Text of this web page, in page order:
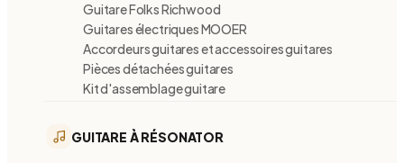
Guitare Folks Richwood
Guitares électriques MOOER
Accordeurs guitares et accessoires guitares
Pièces détachées guitares
Kit d'assemblage guitare
GUITARE À RÉSONATOR